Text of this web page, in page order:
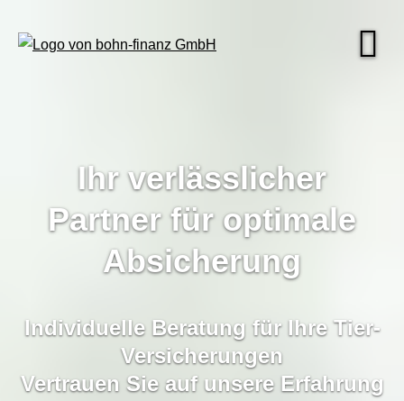
Ihr verlässlicher
Partner für optimale
Absicherung
Individuelle Beratung für Ihre Tier-
Ver­si­che­rungen
Vertrauen Sie auf unsere Erfahrung